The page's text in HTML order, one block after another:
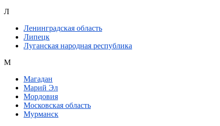
Л
Ленинградская область
Липецк
Луганская народная республика
М
Магадан
Марий Эл
Мордовия
Московская область
Мурманск